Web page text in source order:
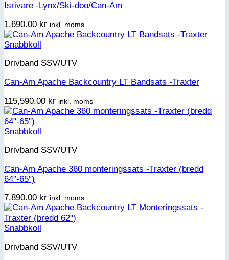
Isrivare -Lynx/Ski-doo/Can-Am
1,690.00 kr inkl. moms
Snabbkoll
Drivband SSV/UTV
Can-Am Apache Backcountry LT Bandsats -Traxter
115,590.00 kr inkl. moms
Snabbkoll
Drivband SSV/UTV
Can-Am Apache 360 monteringssats -Traxter (bredd
64″-65″)
7,890.00 kr inkl. moms
Snabbkoll
Drivband SSV/UTV